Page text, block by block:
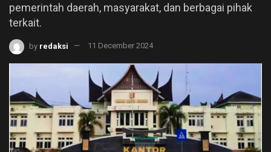
pemerintah daerah, masyarakat, dan berbagai pihak
terkait.
by redaksi 11 December 2024